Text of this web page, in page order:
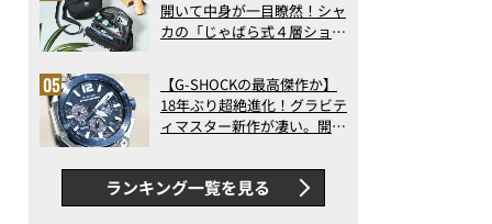
（2026年6月版）
開いて中身が一目瞭然！シャ
カの「じゃばら式４層ショル
った！
【G-SHOCKの最高傑作か】
18年ぶり超絶進化！グラビテ
ィマスター新作が凄い。開発
新ムーブメントの衝撃
ランキング一覧を見る